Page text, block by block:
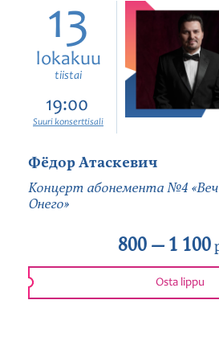
13
lokakuu
tiistai
19:00
Suuri konserttisali
Фёдор Атаскевич
Концерт абонемента №4
Онего»
800 —1 100
Osta lippu